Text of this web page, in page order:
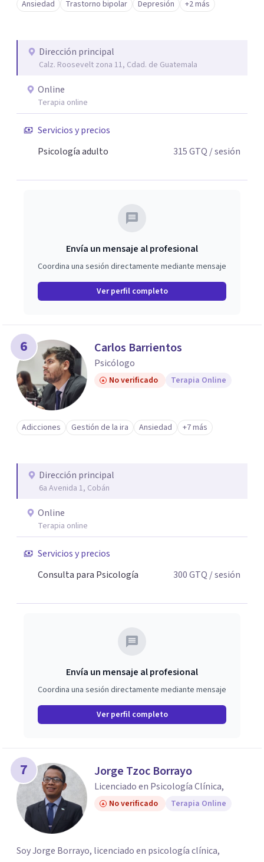
Ansiedad Trastorno bipolar Depresión +2 más
Dirección principal
Calz. Roosevelt zona 11, Cdad. de Guatemala
Online
Terapia online
Servicios y precios
Psicología adulto
315GTQ / sesión
Envía un mensaje al profesional
Coordina una sesión directamente mediante mensaje
Ver perfil completo
6 Carlos Barrientos
Psicólogo
No verificado Terapia Online
Adicciones Gestión de la ira Ansiedad +7 más
Dirección principal
6a Avenida 1, Cobán
Online
Terapia online
Servicios y precios
Consulta para Psicología
300GTQ / sesión
Envía un mensaje al profesional
Coordina una sesión directamente mediante mensaje
Ver perfil completo
7 Jorge Tzoc Borrayo
Licenciado en Psicología Clínica,
No verificado Terapia Online
Soy Jorge Borrayo, licenciado en psicología clínica,